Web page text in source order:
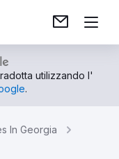
utilizzando l'
.
In Georgia